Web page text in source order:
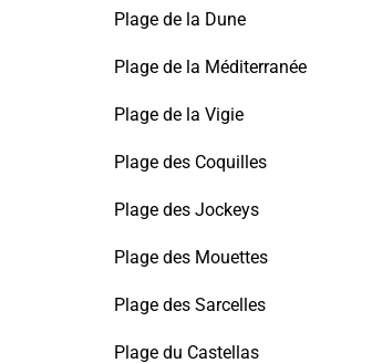
Plage de la Dune
Plage de la Méditerranée
Plage de la Vigie
Plage des Coquilles
Plage des Jockeys
Plage des Mouettes
Plage des Sarcelles
Plage du Castellas